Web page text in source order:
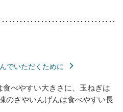
でいただくために
食べやすい大きさに、玉ねぎは
のさやいんげんは食べやすい長